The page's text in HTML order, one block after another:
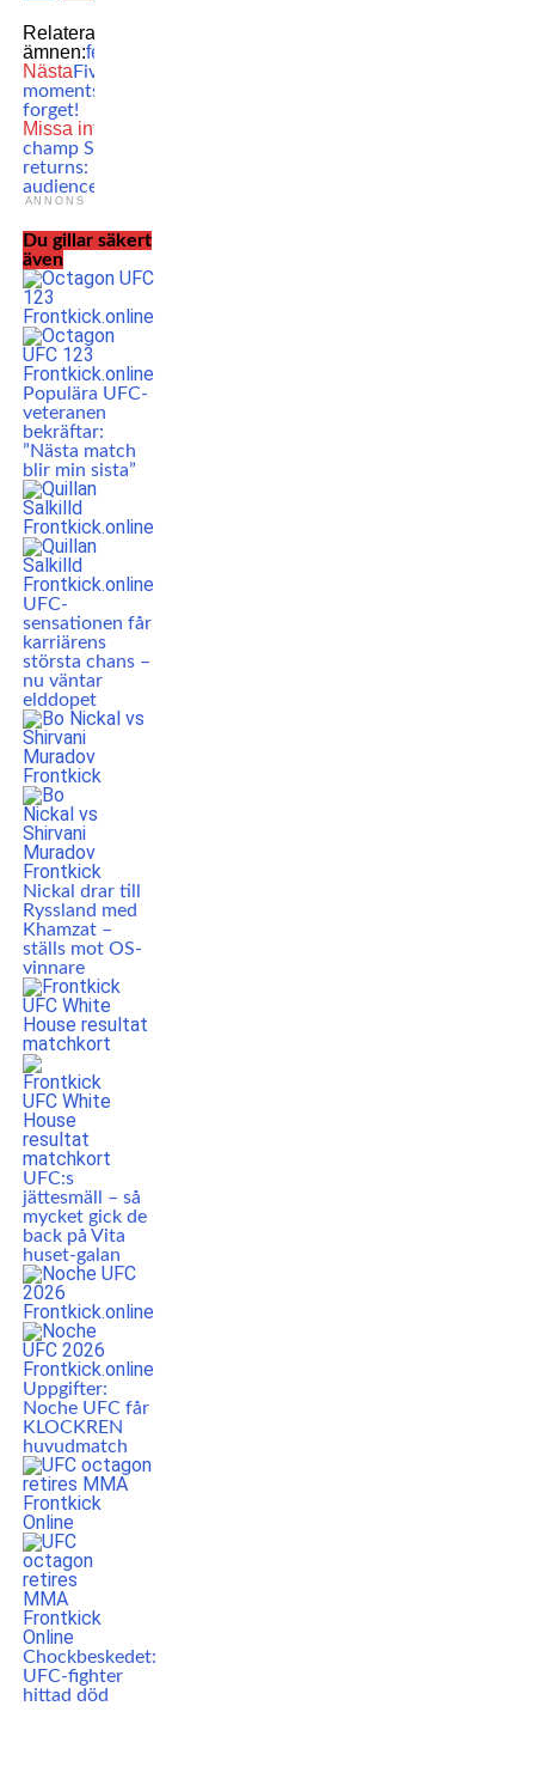
Relaterade
ämnen:featured
Nästa Five Nordic UFC
moments we will never
forget!
Missa inte
champ Sam Creasey
returns: ”I have a new
audience to entertain”
ANNONS
Du gillar säkert
även
Populära UFC-
veteranen
bekräftar:
”Nästa match
blir min sista”
UFC-
sensationen får
karriärens
största chans –
nu väntar
elddopet
Nickal drar till
Ryssland med
Khamzat –
ställs mot OS-
vinnare
UFC:s
jättesmäll – så
mycket gick de
back på Vita
huset-galan
Uppgifter:
Noche UFC får
KLOCKREN
huvudmatch
Chockbeskedet:
UFC-fighter
hittad död